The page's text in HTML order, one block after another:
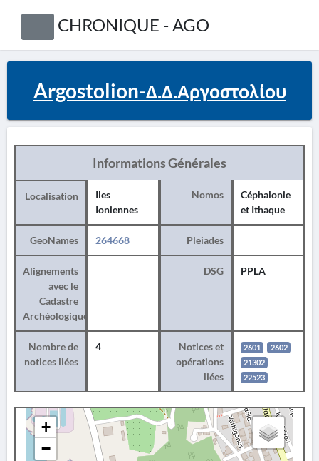
CHRONIQUE - AGO
Argostolion-Δ.Δ.Αργοστολίου
Informations Générales
Localisation
Iles
Ioniennes
Nomos
Céphalonie
et Ithaque
GeoNames 264668 Pleiades
Alignements
avec le
Cadastre
Archéologique
DSG PPLA
Nombre de
notices liées
4
Notices et
opérations
liées
2601
2602
21302
22523
+
−